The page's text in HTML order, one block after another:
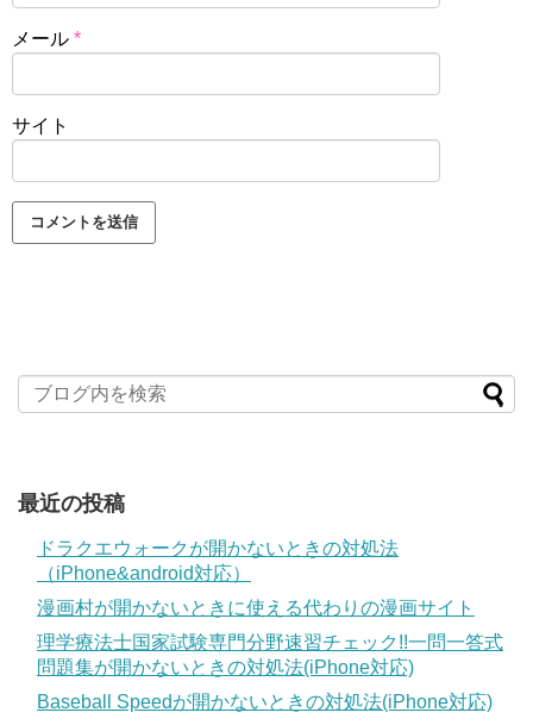
メール *
サイト
最近の投稿
ドラクエウォークが開かないときの対処法
（iPhone&android対応）
漫画村が開かないときに使える代わりの漫画サイト
理学療法士国家試験専門分野速習チェック!!一問一答式
問題集が開かないときの対処法(iPhone対応)
Baseball Speedが開かないときの対処法(iPhone対応)